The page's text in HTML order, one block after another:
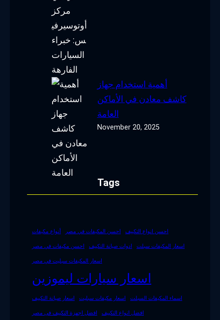
أهمية استخدام جهاز
كاشف معادن في الأماكن
العامة
November 20, 2025
Tags
أنواع مكيفات احسن المكيفات في مصر احسن انواع التكييف
احسن مكيفات في مصر ادوات صيانة التكييف اسعار المكيفات سبلت
اسعار المكيفات سبليت في مصر
اسعار سيارات ليموزين
اسعار صيانة التكييف اسعار مكيفات سبليت اسماء المكيفات السبلت
افضل اجهزة التكييف فى مصر افضل انواع التكييف